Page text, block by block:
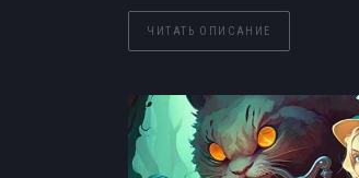
ЧИТАТЬ ОПИСАНИЕ